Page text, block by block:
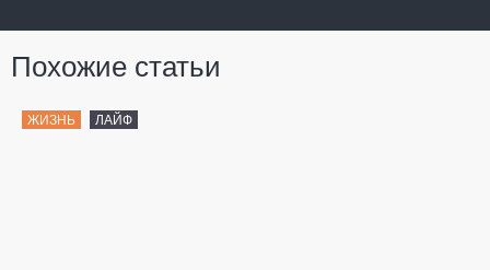
Похожие статьи
ЖИЗНЬ ЛАЙФ